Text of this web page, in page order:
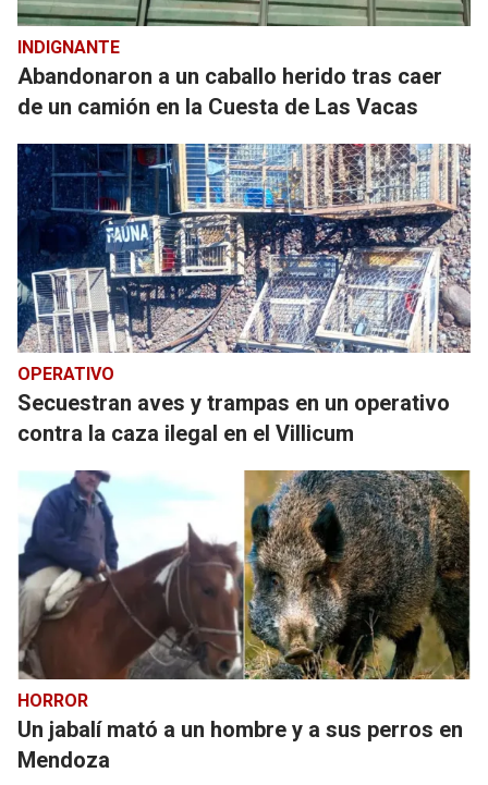
INDIGNANTE
Abandonaron a un caballo herido tras caer
de un camión en la Cuesta de Las Vacas
OPERATIVO
Secuestran aves y trampas en un operativo
contra la caza ilegal en el Villicum
HORROR
Un jabalí mató a un hombre y a sus perros en
Mendoza